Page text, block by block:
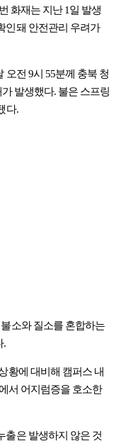
화재는 지난 1일 발생
인돼 안전관리 우려가
오전 9시 55분께 충북 청
발생했다. 불은 스프링
다.
소와 질소를 혼합하는
.
황에 대비해 캠퍼스 내
서 어지럼증을 호소한
출은 발생하지 않은 것